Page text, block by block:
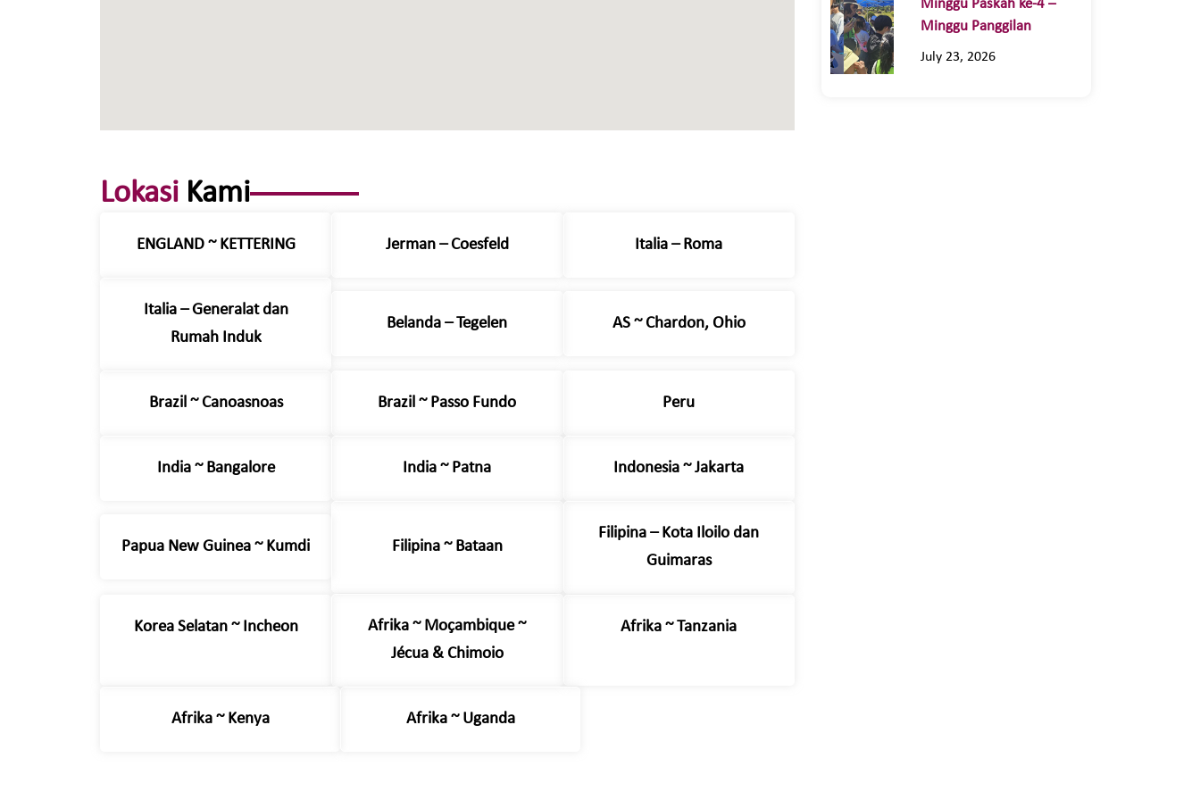
Lokasi Kami
ENGLAND ~ KETTERING Jerman – Coesfeld Italia – Roma
Italia – Generalat dan
Rumah Induk
Belanda – Tegelen AS ~ Chardon, Ohio
Brazil ~ Canoasnoas Brazil ~ Passo Fundo Peru
India ~ Bangalore India ~ Patna Indonesia ~ Jakarta
Papua New Guinea ~ Kumdi Filipina ~ Bataan
Filipina – Kota Iloilo dan
Guimaras
Korea Selatan ~ Incheon
Afrika ~ Moçambique ~
Jécua & Chimoio
Afrika ~ Tanzania
Afrika ~ Kenya Afrika ~ Uganda
Minggu Paskah ke-4 –
Minggu Panggilan
July 23, 2026